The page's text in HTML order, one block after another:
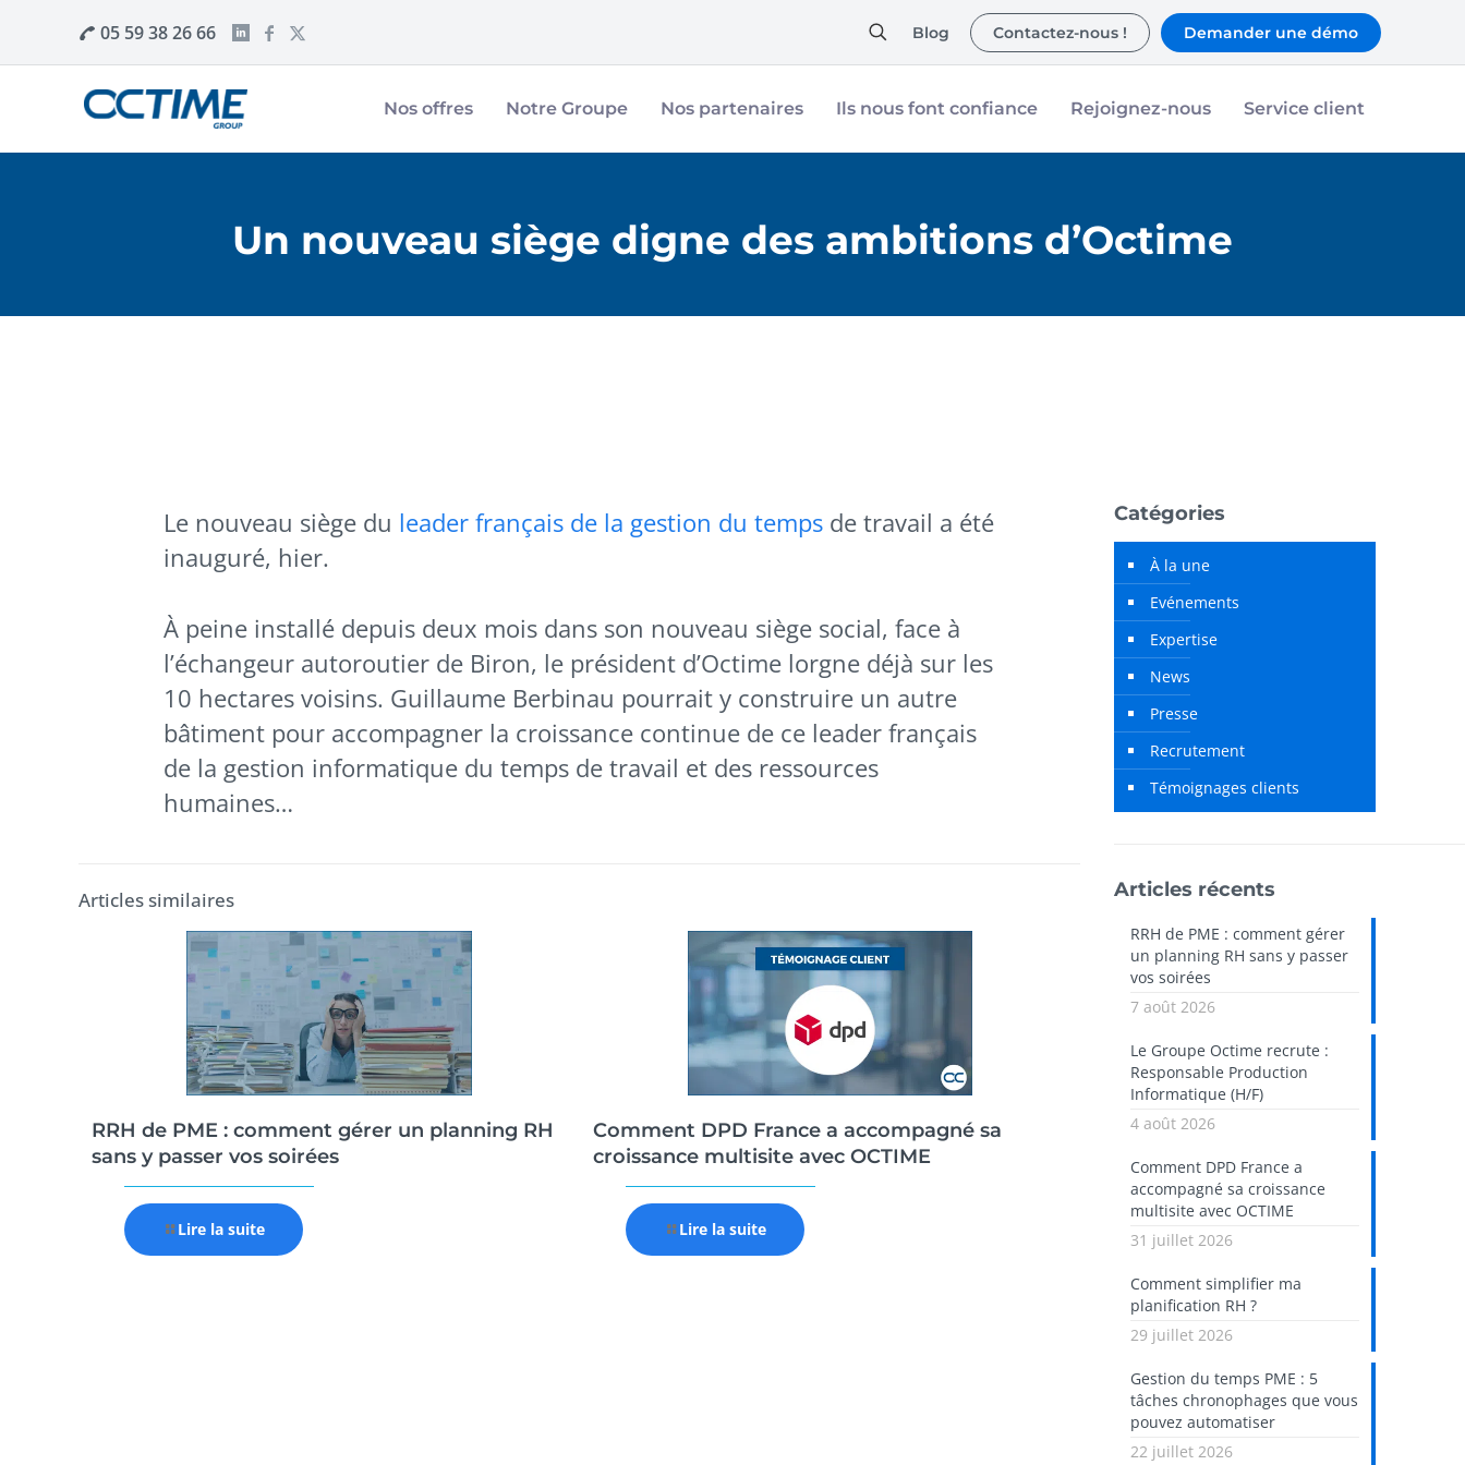
05 59 38 26 66 Blog Contactez-nous ! Demander une démo
Nos offres Notre Groupe Nos partenaires Ils nous font confiance Rejoignez-nous Service client
Un nouveau siège digne des ambitions d’Octime
Le nouveau siège du leader français de la gestion du tempsde travail a été
inauguré, hier.
À peine installé depuis deux mois dans son nouveau siège social, face à
l’échangeur autoroutier de Biron, le président d’Octime lorgne déjà sur les
10 hectares voisins. Guillaume Berbinau pourrait y construire un autre
bâtiment pour accompagner la croissance continue de ce leader français
de la gestion informatique du temps de travail et des ressources
humaines…
Articles similaires
RRH de PME : comment gérer un planning RH
sans y passer vos soirées
Lire la suite
Comment DPD France a accompagné sa
croissance multisite avec OCTIME
Lire la suite
Catégories
À la une
Evénements
Expertise
News
Presse
Recrutement
Témoignages clients
Articles récents
RRH de PME : comment gérer
un planning RH sans y passer
vos soirées
7 août 2026
Le Groupe Octime recrute :
Responsable Production
Informatique (H/F)
4 août 2026
Comment DPD France a
accompagné sa croissance
multisite avec OCTIME
31 juillet 2026
Comment simplifier ma
planification RH ?
29 juillet 2026
Gestion du temps PME : 5
tâches chronophages que vous
pouvez automatiser
22 juillet 2026